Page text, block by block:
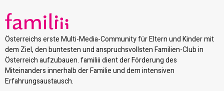
Österreichs erste Multi-Media-Community für Eltern und Kinder mit
dem Ziel, den buntesten und anspruchsvollsten Familien-Club in
Österreich aufzubauen. familiii dient der Förderung des
Miteinanders innerhalb der Familie und dem intensiven
Erfahrungsaustausch.